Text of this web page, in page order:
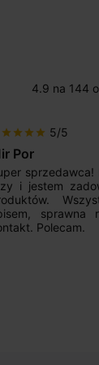
4.9 na 144
star star star star 5/5
Por
sprzedawca!
i jestem
sprawna
Polecam.